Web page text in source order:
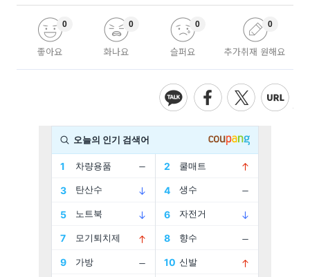
좋아요
0
화나요
0
슬퍼요
0
추가취재 원해요
0